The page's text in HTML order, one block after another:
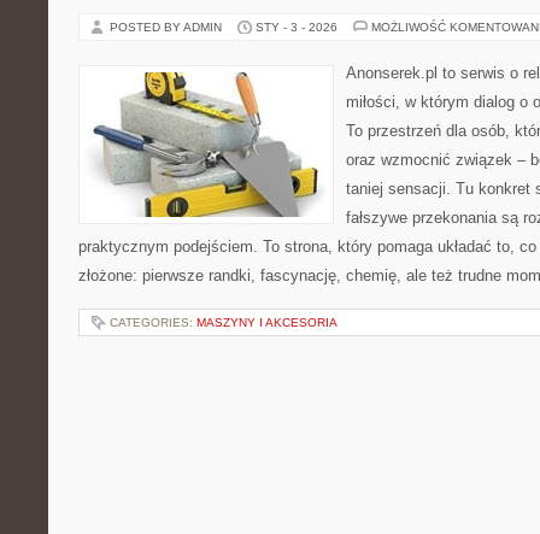
POSTED BY ADMIN STY - 3 - 2026 MOŻLIWOŚĆ
Anonserek.pl to serwis o
miłości, w którym dialog o
To przestrzeń dla osób,
oraz wzmocnić związek –
taniej sensacji. Tu konkret
fałszywe przekonania są
praktycznym podejściem. To strona, który pomaga układać to,
złożone: pierwsze randki, fascynację, chemię, ale też trudne
CATEGORIES: MASZYNY I AKCESORIA